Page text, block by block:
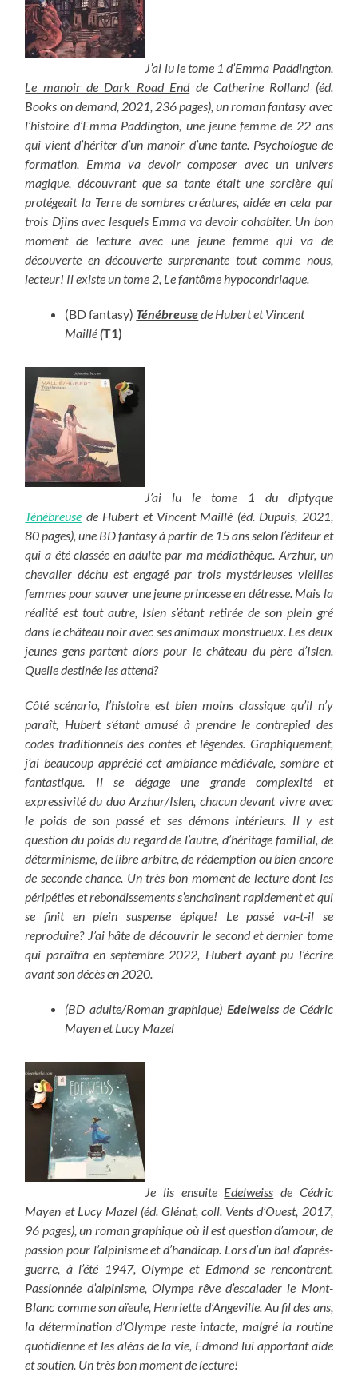
J’ai lu le tome 1 d’Emma Paddington,
Le manoir de Dark Road Endde Catherine Rolland (éd.
Books on demand, 2021, 236 pages), un roman fantasy avec
l’histoire d’Emma Paddington, une jeune femme de 22 ans
qui vient d’hériter d’un manoir d’une tante. Psychologue de
formation, Emma va devoir composer avec un univers
magique, découvrant que sa tante était une sorcière qui
protégeait la Terre de sombres créatures, aidée en cela par
trois Djins avec lesquels Emma va devoir cohabiter. Un bon
moment de lecture avec une jeune femme qui va de
découverte en découverte surprenante tout comme nous,
lecteur! Il existe un tome 2, Le fantôme hypocondriaque.
(BD fantasy) Ténébreusede Hubert et Vincent
Maillé(T1)
J’ai lu le tome 1 du diptyque
Ténébreuse de Hubert et Vincent Maillé (éd. Dupuis, 2021,
80 pages), une BD fantasy à partir de 15 ans selon l’éditeur et
qui a été classée en adulte par ma médiathèque. Arzhur, un
chevalier déchu est engagé par trois mystérieuses vieilles
femmes pour sauver une jeune princesse en détresse. Mais la
réalité est tout autre, Islen s’étant retirée de son plein gré
dans le château noir avec ses animaux monstrueux. Les deux
jeunes gens partent alors pour le château du père d’Islen.
Quelle destinée les attend?
Côté scénario, l’histoire est bien moins classique qu’il n’y
paraît, Hubert s’étant amusé à prendre le contrepied des
codes traditionnels des contes et légendes. Graphiquement,
j’ai beaucoup apprécié cet ambiance médiévale, sombre et
fantastique. Il se dégage une grande complexité et
expressivité du duo Arzhur/Islen, chacun devant vivre avec
le poids de son passé et ses démons intérieurs. Il y est
question du poids du regard de l’autre, d’héritage familial, de
déterminisme, de libre arbitre, de rédemption ou bien encore
de seconde chance. Un très bon moment de lecture dont les
péripéties et rebondissements s’enchaînent rapidement et qui
se finit en plein suspense épique! Le passé va-t-il se
reproduire? J’ai hâte de découvrir le second et dernier tome
qui paraîtra en septembre 2022, Hubert ayant pu l’écrire
avant son décès en 2020.
(BD adulte/Roman graphique) Edelweissde Cédric
Mayen et Lucy Mazel
Je lis ensuite Edelweiss de Cédric
Mayen et Lucy Mazel (éd. Glénat, coll. Vents d’Ouest, 2017,
96 pages), un roman graphique où il est question d’amour, de
passion pour l’alpinisme et d’handicap. Lors d’un bal d’après-
guerre, à l’été 1947, Olympe et Edmond se rencontrent.
Passionnée d’alpinisme, Olympe rêve d’escalader le Mont-
Blanc comme son aïeule, Henriette d’Angeville. Au fil des ans,
la détermination d’Olympe reste intacte, malgré la routine
quotidienne et les aléas de la vie, Edmond lui apportant aide
et soutien. Un très bon moment de lecture!